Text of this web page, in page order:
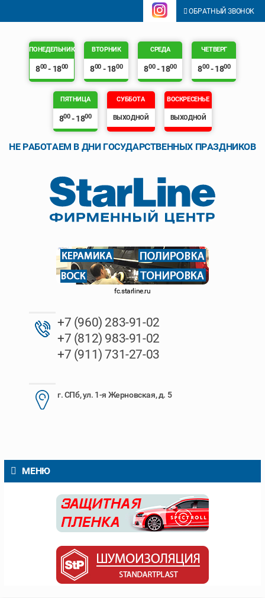
ОБРАТНЫЙ ЗВОНОК
ПОНЕДЕЛЬНИК
800- 1800
ВТОРНИК
800 - 1800
СРЕДА
800- 1800
ЧЕТВЕРГ
800- 1800
ПЯТНИЦА
800- 1800
СУББОТА
ВЫХОДНОЙ
ВОСКРЕСЕНЬЕ
ВЫХОДНОЙ
НЕ РАБОТАЕМ В ДНИ ГОСУДАРСТВЕННЫХ ПРАЗДНИКОВ
fc.starline.ru
+7 (960) 283-91-02
+7 (812) 983-91-02
+7 (911) 731-27-03
г. СПб, ул. 1-я Жерновская, д. 5
МЕНЮ